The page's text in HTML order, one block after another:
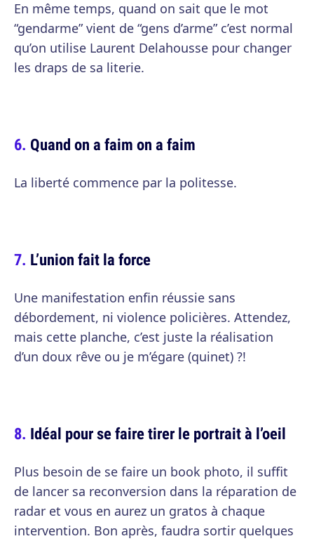
En même temps, quand on sait que le mot
“gendarme” vient de “gens d’arme” c’est normal
qu’on utilise Laurent Delahousse pour changer
les draps de sa literie.
Quand on a faim on a faim
La liberté commence par la politesse.
L’union fait la force
Une manifestation enfin réussie sans
débordement, ni violence policières. Attendez,
mais cette planche, c’est juste la réalisation
d’un doux rêve ou je m’égare (quinet) ?!
Idéal pour se faire tirer le portrait à l’oeil
Plus besoin de se faire un book photo, il suffit
de lancer sa reconversion dans la réparation de
radar et vous en aurez un gratos à chaque
intervention. Bon après, faudra sortir quelques